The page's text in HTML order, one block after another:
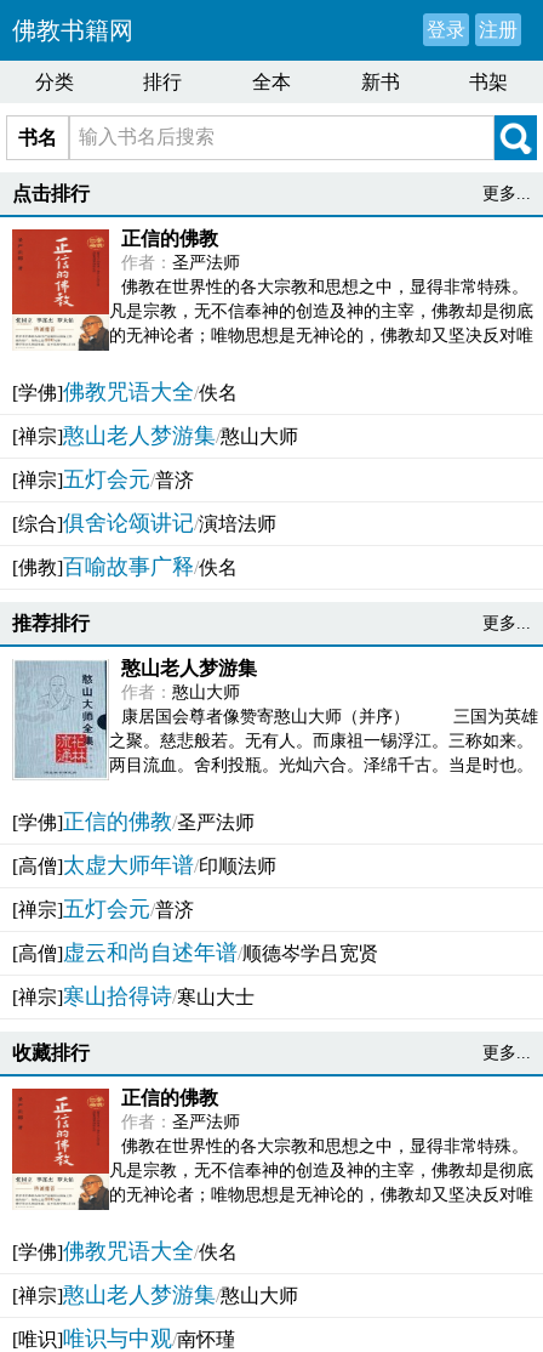
佛教书籍网 登录 注册
分类 排行 全本 新书 书架
书名
点击排行 更多...
正信的佛教
作者： 圣严法师
佛教在世界性的各大宗教和思想之中，显得非常特殊。
凡是宗教，无不信奉神的创造及神的主宰，佛教却是彻底
的无神论者；唯物思想是无神论的，佛教却又坚决反对唯
[学佛]佛教咒语大全/佚名
[禅宗]憨山老人梦游集/憨山大师
[禅宗]五灯会元/普济
[综合]俱舍论颂讲记/演培法师
[佛教]百喻故事广释/佚名
推荐排行 更多...
憨山老人梦游集
作者： 憨山大师
康居国会尊者像赞寄憨山大师（并序） 三国为英雄
之聚。慈悲般若。无有人。而康祖一锡浮江。三称如来。
两目流血。舍利投瓶。光灿六合。泽绵千古。当是时也。
[学佛]正信的佛教/圣严法师
[高僧]太虚大师年谱/印顺法师
[禅宗]五灯会元/普济
[高僧]虚云和尚自述年谱/顺德岑学吕宽贤
[禅宗]寒山拾得诗/寒山大士
收藏排行 更多...
正信的佛教
作者： 圣严法师
佛教在世界性的各大宗教和思想之中，显得非常特殊。
凡是宗教，无不信奉神的创造及神的主宰，佛教却是彻底
的无神论者；唯物思想是无神论的，佛教却又坚决反对唯
[学佛]佛教咒语大全/佚名
[禅宗]憨山老人梦游集/憨山大师
[唯识]唯识与中观/南怀瑾